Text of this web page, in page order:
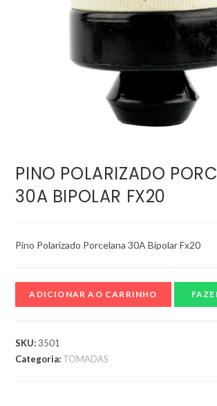
PINO POLARIZADO
30A BIPOLAR FX20
Pino Polarizado Porcelana 30A Bipolar Fx20
ADICIONAR AO CARRINHO
SKU: 3501
Categoria: TOMADAS